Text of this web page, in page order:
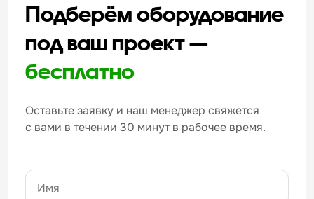
Подберём оборудование
под ваш проект —
бесплатно
Оставьте заявку и наш менеджер свяжется
с вами в течении 30 минут в рабочее время.